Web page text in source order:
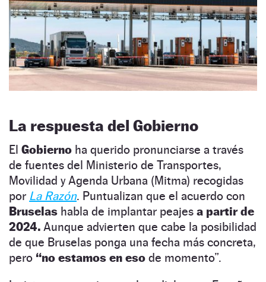
La respuesta del Gobierno
El Gobierno ha querido pronunciarse a través
de fuentes del Ministerio de Transportes,
Movilidad y Agenda Urbana (Mitma) recogidas
por La Razón. Puntualizan que el acuerdo con
Bruselas habla de implantar peajes a partir de
2024. Aunque advierten que cabe la posibilidad
de que Bruselas ponga una fecha más concreta,
pero “no estamos en eso de momento”.